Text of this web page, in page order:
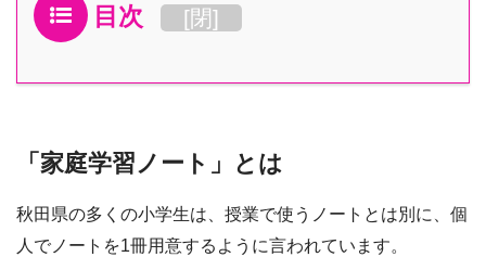
目次 [閉]
「家庭学習ノート」とは
秋田県の多くの小学生は、授業で使うノートとは別に、個
人でノートを1冊用意するように言われています。